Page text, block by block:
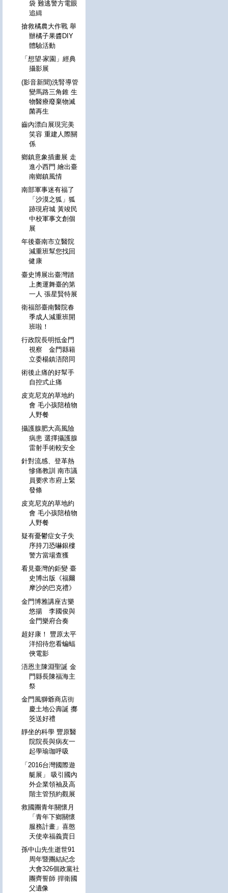
袋 難逃警方電眼
追緝
搶救橘農大作戰 舉
辦橘子果醬DIY
體驗活動
「想望‧家園」經典
攝影展
(影音新聞)洗腎導管
變馬路三角錐 生
物醫療廢棄物滅
菌再生
齒內漂白展現完美
笑容 重建人際關
係
鄉鎮意象插畫展 走
進小西門 繪出臺
南鄉鎮風情
南部軍事迷有福了
「沙漠之狐」狐
跡現府城 黃竣民
中校軍事文創個
展
年後臺南市立醫院
減重班幫您找回
健康
臺史博展出臺灣踏
上奧運舞臺的第
一人 張星賢特展
衛福部臺南醫院春
季成人減重班開
班啦！
行政院長明抵金門
視察 金門縣籍
立委楊鎮浯陪同
術後止痛的好幫手
自控式止痛
皮克尼克的草地約
會 毛小孩陪植物
人野餐
攝護腺肥大高風險
病患 選擇攝護腺
雷射手術較安全
針對流感、登革熱
慘痛教訓 南市議
員要求市府上緊
發條
皮克尼克的草地約
會 毛小孩陪植物
人野餐
疑有憂鬱症女子失
序持刀恐嚇銀樓
警方當場查獲
看見臺灣的鉅變 臺
史博出版《福爾
摩沙的巴克禮》
金門博雅講座古樂
悠揚 李國俊與
金門樂府合奏
超好康！ 豐原太平
洋招待您看蝙蝠
俠電影
浯恩主陳淵聖誕 金
門縣長陳福海主
祭
金門風獅爺商店街
慶土地公壽誕 擲
筊送好禮
靜坐的科學 豐原醫
院院長與病友一
起學瑜珈呼吸
「2016台灣國際遊
艇展」 吸引國內
外企業領袖及高
階主管預約觀展
救國團青年關懷月
「青年下鄉關懷
服務計畫」喜憨
天使幸福義賣日
孫中山先生逝世91
周年暨團結紀念
大會326個政黨社
團齊誓師 捍衛國
父遺像